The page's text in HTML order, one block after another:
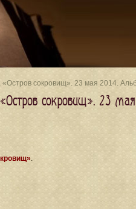
сокровищ». 23 мая 2014.
сокровищ». 23
.